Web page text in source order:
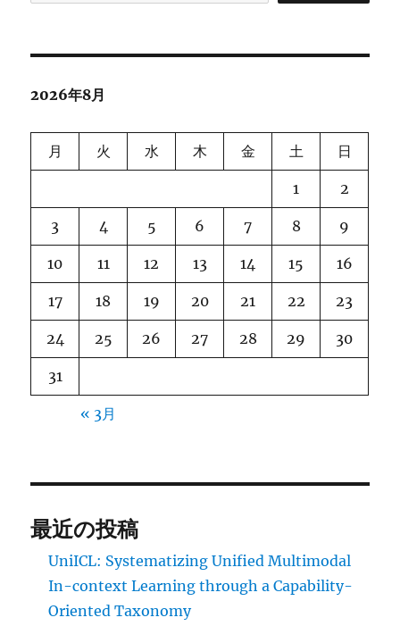
2026年8月
月 火 水 木 金 土 日
1 2
3 4 5 6 7 8 9
10 11 12 13 14 15 16
17 18 19 20 21 22 23
24 25 26 27 28 29 30
31
« 3月
最近の投稿
UniICL: Systematizing Unified Multimodal
In-context Learning through a Capability-
Oriented Taxonomy